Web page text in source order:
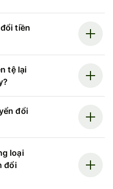
tiền
tệ lại
đổi
loại
đổi